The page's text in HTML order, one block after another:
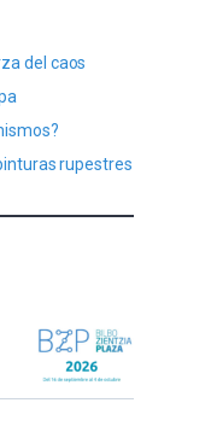
del caos
rupestres